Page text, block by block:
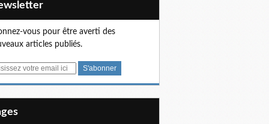
vous pour être averti des
articles publiés.